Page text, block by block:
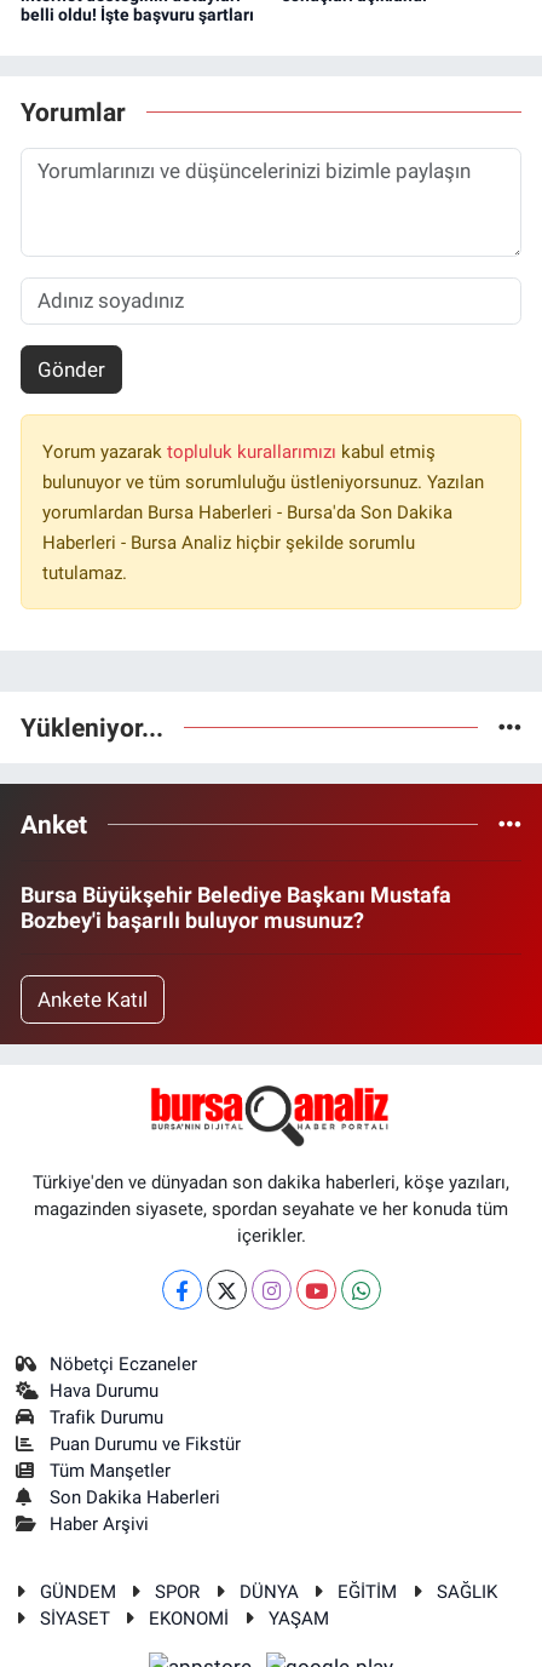
belli oldu! İşte başvuru şartları
Yorumlar
Gönder
Yorum yazarak topluluk kurallarımızı kabul etmiş
bulunuyor ve tüm sorumluluğu üstleniyorsunuz. Yazılan
yorumlardan Bursa Haberleri - Bursa'da Son Dakika
Haberleri - Bursa Analiz hiçbir şekilde sorumlu
tutulamaz.
Yükleniyor...
Anket
Bursa Büyükşehir Belediye Başkanı Mustafa
Bozbey'i başarılı buluyor musunuz?
Ankete Katıl
Türkiye'den ve dünyadan son dakika haberleri, köşe yazıları,
magazinden siyasete, spordan seyahate ve her konuda tüm
içerikler.
Nöbetçi Eczaneler
Hava Durumu
Trafik Durumu
Puan Durumu ve Fikstür
Tüm Manşetler
Son Dakika Haberleri
Haber Arşivi
GÜNDEM SPOR DÜNYA EĞİTİM
SAĞLIK
SİYASET
EKONOMİ YAŞAM